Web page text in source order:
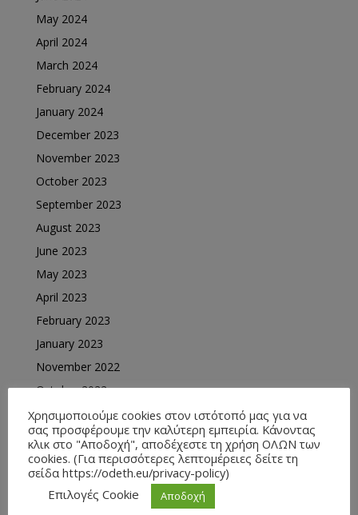
May 2024
April 2024
March 2024
February 2024
January 2024
December 2023
November 2023
October 2023
September 2023
August 2023
June 2023
May 2023
April 2023
February 2023
January 2023
November 2022
October 2022
August 2022
July 2022
June 2022
May 2022
April 2022
Χρησιμοποιούμε cookies στον ιστότοπό μας για να
σας προσφέρουμε την καλύτερη εμπειρία. Κάνοντας
κλικ στο "Αποδοχή", αποδέχεστε τη χρήση ΟΛΩΝ των
cookies. (Για περισσότερες λεπτομέρειες δείτε τη
σείδα https://odeth.eu/privacy-policy)
Επιλογές Cookie
Αποδοχή